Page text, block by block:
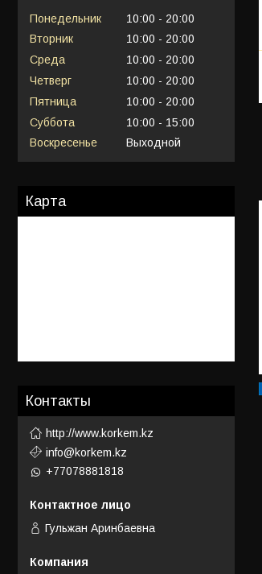
Понедельник 10:00
20:00
Вторник
10:00
20:00
Среда
10:00
20:00
Четверг
10:00
20:00
Пятница
10:00
20:00
Суббота
10:00
15:00
Воскресенье
Выходной
Карта
Контакты
http://www.korkem.kz
info@korkem.kz
+77078881818
Гульжан Аринбаевна